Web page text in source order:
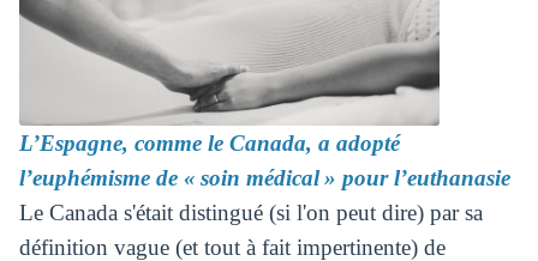
L’Espagne, comme le Canada, a adopté
l’euphémisme de « soin médical » pour l’euthanasie
Le Canada s'était distingué (si l'on peut dire) par sa
définition vague (et tout à fait impertinente) de